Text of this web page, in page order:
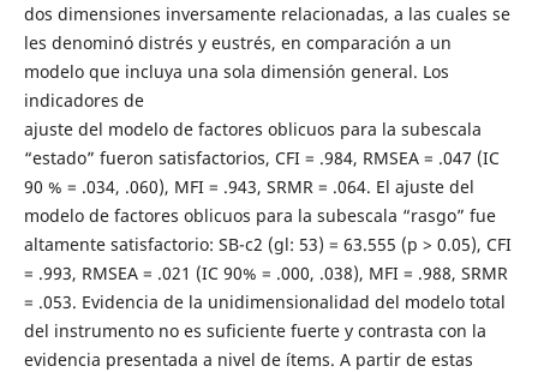
dos dimensiones inversamente relacionadas, a las cuales se
les denominó distrés y eustrés, en comparación a un
modelo que incluya una sola dimensión general. Los
indicadores de
ajuste del modelo de factores oblicuos para la subescala
“estado” fueron satisfactorios, CFI = .984, RMSEA = .047 (IC
90 % = .034, .060), MFI = .943, SRMR = .064. El ajuste del
modelo de factores oblicuos para la subescala “rasgo” fue
altamente satisfactorio: SB-c2 (gl: 53) = 63.555 (p > 0.05), CFI
= .993, RMSEA = .021 (IC 90% = .000, .038), MFI = .988, SRMR
= .053. Evidencia de la unidimensionalidad del modelo total
del instrumento no es suficiente fuerte y contrasta con la
evidencia presentada a nivel de ítems. A partir de estas